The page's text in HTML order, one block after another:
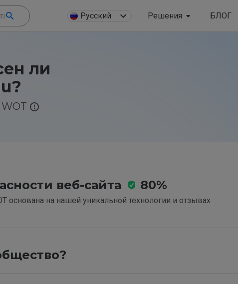
Русский Решения БЛОГ
ли
веб-сайта 80%
основана на нашей уникальной технологии и отзывах